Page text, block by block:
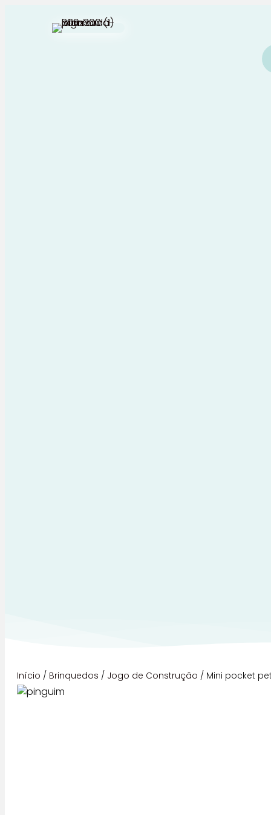
Início / Brinquedos / Jogo de Construção / Mini pocket